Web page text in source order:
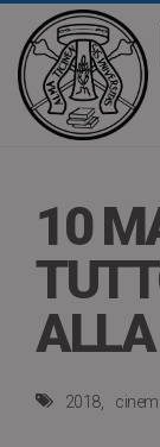
10
2018